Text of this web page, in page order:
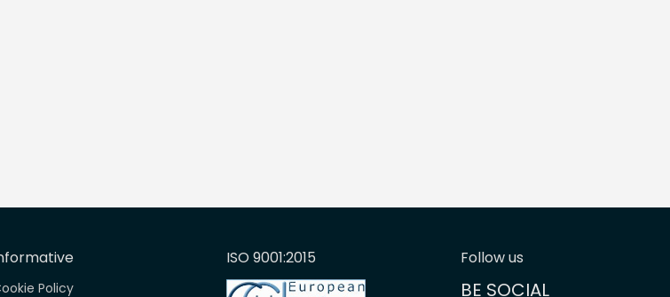
Policy
ISO 9001:2015 Follow us
BE SOCIAL